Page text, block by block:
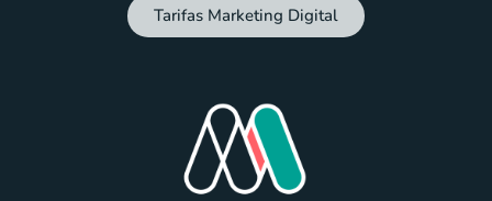
Tarifas Marketing Digital